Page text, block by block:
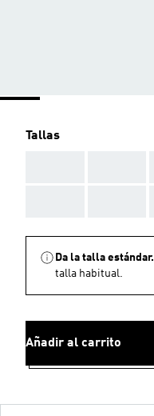
Tallas
Da la talla estándar.
talla habitual.
Añadir al carrito